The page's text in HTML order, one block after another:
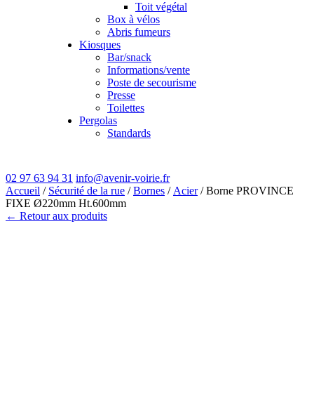
Toit végétal
Box à vélos
Abris fumeurs
Kiosques
Bar/snack
Informations/vente
Poste de secourisme
Presse
Toilettes
Pergolas
Standards
02 97 63 94 31 info@avenir-voirie.fr
Accueil / Sécurité de la rue /Bornes / Acier/ Borne PROVINCE
FIXE Ø220mm Ht.600mm
← Retour aux produits